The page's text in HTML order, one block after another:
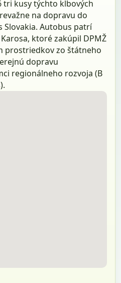
tri kusy týchto kĺbových
na dopravu do
Autobus patrí
ktoré zakúpil DPMŽ
prostriedkov zo štátneho
dopravu
regionálneho rozvoja (B